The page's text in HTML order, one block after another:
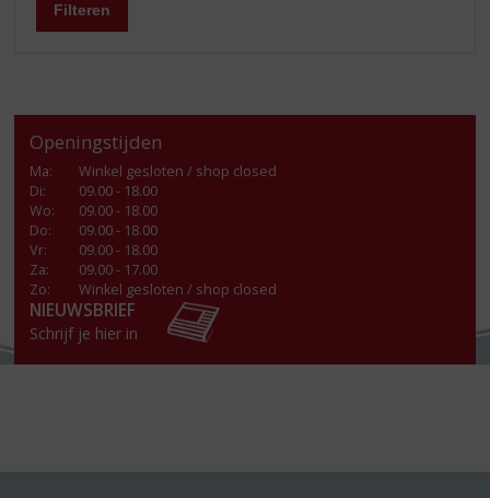
Filteren
Openingstijden
Ma:
Winkel gesloten / shop closed
Di:
09.00 - 18.00
Wo:
09.00 - 18.00
Do:
09.00 - 18.00
Vr:
09.00 - 18.00
Za:
09.00 - 17.00
Zo:
Winkel gesloten / shop closed
NIEUWSBRIEF
Schrijf je hier in